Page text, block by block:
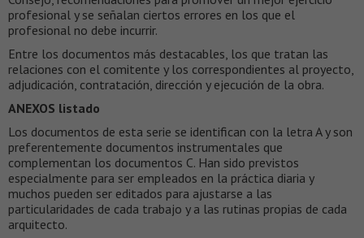
profesional y se señalan ciertos errores en los que el
profesional no debe incurrir.
Entre los documentos más destacables, los que tratan las
relaciones con el comitente y los correspondientes al proyecto,
adjudicación, contratación, dirección y ejecución de la obra.
ANEXOS listado
Los documentos de esta serie se identifican con la letra A y son
preferentemente documentos instrumentales que
complementan los documentos C. Han sido previstos
especialmente para ser empleados en la práctica diaria y
muchos pueden ser editados para ajustarse a las
particularidades de cada trabajo y a las rutinas propias de cada
arquitecto.